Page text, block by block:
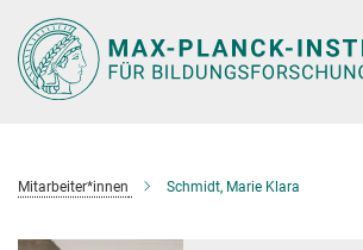
Hauptinhalt
Mitarbeiter*innen Schmidt, Marie Klara